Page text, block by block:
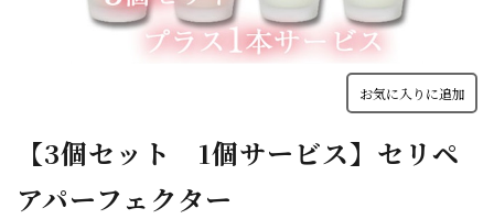
お気に入りに追加
【3個セット 1個サービス】セリペ
アパーフェクター